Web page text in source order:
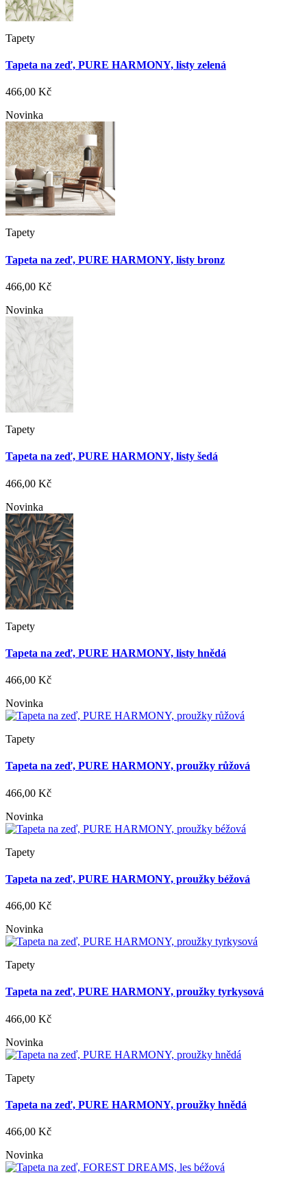
Tapety
Tapeta na zeď, PURE HARMONY, listy zelená
466,00 Kč
Novinka
Tapety
Tapeta na zeď, PURE HARMONY, listy bronz
466,00 Kč
Novinka
Tapety
Tapeta na zeď, PURE HARMONY, listy šedá
466,00 Kč
Novinka
Tapety
Tapeta na zeď, PURE HARMONY, listy hnědá
466,00 Kč
Novinka
Tapety
Tapeta na zeď, PURE HARMONY, proužky růžová
466,00 Kč
Novinka
Tapety
Tapeta na zeď, PURE HARMONY, proužky béžová
466,00 Kč
Novinka
Tapety
Tapeta na zeď, PURE HARMONY, proužky tyrkysová
466,00 Kč
Novinka
Tapety
Tapeta na zeď, PURE HARMONY, proužky hnědá
466,00 Kč
Novinka